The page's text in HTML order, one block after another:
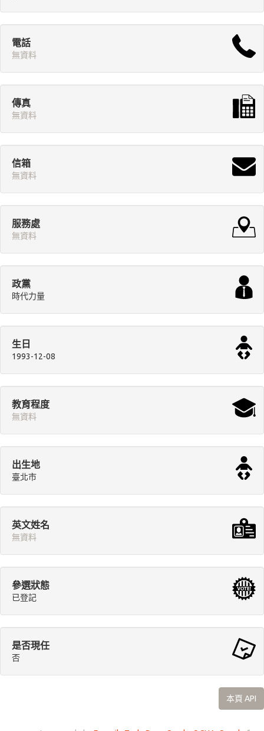
電話
無資料
傳真
無資料
信箱
無資料
服務處
無資料
政黨
時代力量
生日
1993-12-08
教育程度
無資料
出生地
臺北市
英文姓名
無資料
參選狀態
已登記
是否現任
否
本頁 API